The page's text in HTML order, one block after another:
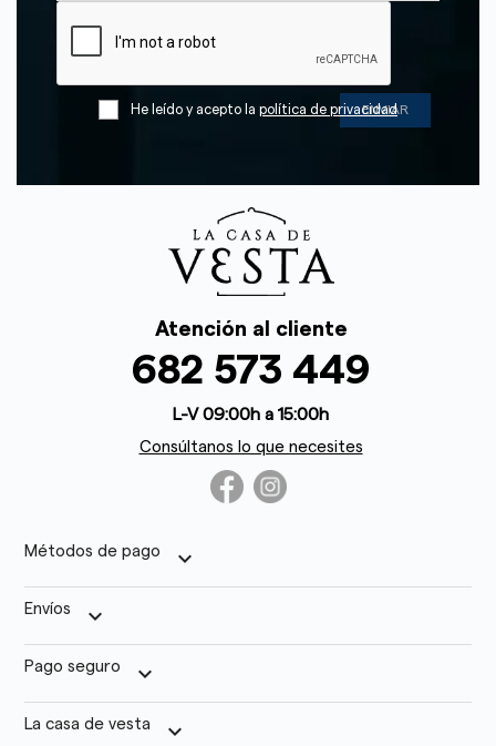
He leído y acepto la política de privacidad
Atención al cliente
682 573 449
L-V 09:00h a 15:00h
Consúltanos lo que necesites
Métodos de pago keyboard_arrow_down
Envíos keyboard_arrow_down
Pago seguro keyboard_arrow_down
La casa de vesta keyboard_arrow_down